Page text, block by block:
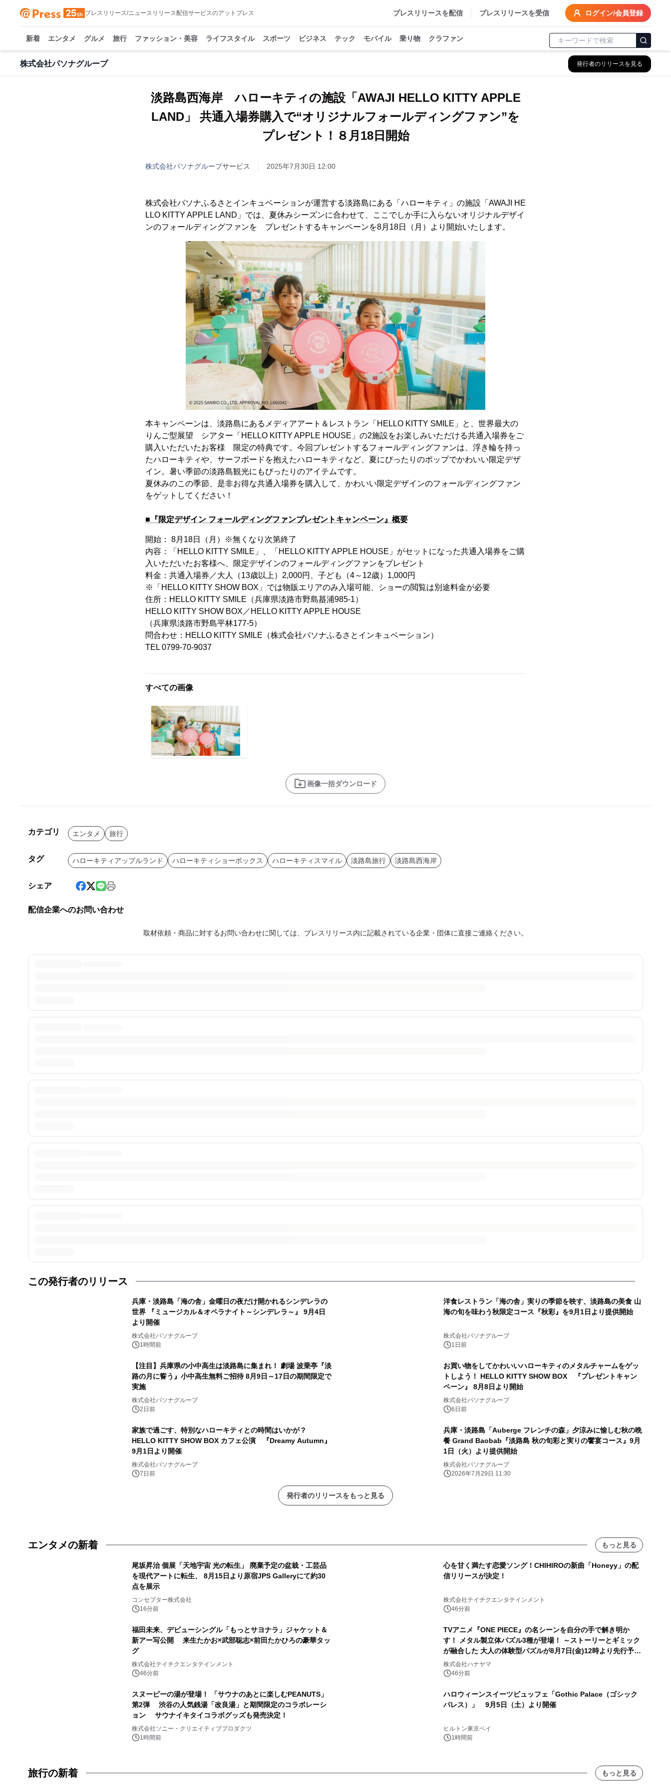
プレスリリース/ニュースリリース配信サービスのアットプレス プレスリリースを配信 プレスリリースを受信 ログイン/会員登録
新着 エンタメ グルメ 旅行 ファッション・美容 ライフスタイル スポーツ ビジネス テック モバイル 乗り物 クラファン
株式会社パソナグループ 発行者のリリースを見る
淡路島西海岸 ハローキティの施設「AWAJI HELLO KITTY APPLE
LAND」 共通入場券購入で“オリジナルフォールディングファン”を
プレゼント！８月18日開始
株式会社パソナグループサービス 2025年7月30日 12:00
株式会社パソナふるさとインキュベーションが運営する淡路島にある「ハローキティ」の施設「AWAJI HE
LLO KITTY APPLE LAND」では、夏休みシーズンに合わせて、ここでしか手に入らないオリジナルデザイ
ンのフォールディングファンを プレゼントするキャンペーンを8月18日（月）より開始いたします。
本キャンペーンは、淡路島にあるメディアアート＆レストラン「HELLO KITTY SMILE」と、世界最大の
りんご型展望 シアター「HELLO KITTY APPLE HOUSE」の2施設をお楽しみいただける共通入場券をご
購入いただいたお客様 限定の特典です。今回プレゼントするフォールディングファンは、浮き輪を持っ
たハローキティや、サーフボードを抱えたハローキティなど、夏にぴったりのポップでかわいい限定デザ
イン。暑い季節の淡路島観光にもぴったりのアイテムです。
夏休みのこの季節、是非お得な共通入場券を購入して、かわいい限定デザインのフォールディングファン
をゲットしてください！
■『限定デザイン フォールディングファンプレゼントキャンペーン』概要
開始： 8月18日（月）※無くなり次第終了
内容：「HELLO KITTY SMILE」、「HELLO KITTY APPLE HOUSE」がセットになった共通入場券をご購
入いただいたお客様へ、限定デザインのフォールディングファンをプレゼント
料金：共通入場券／大人（13歳以上）2,000円、子ども（4～12歳）1,000円
※「HELLO KITTY SHOW BOX」では物販エリアのみ入場可能、ショーの閲覧は別途料金が必要
住所：HELLO KITTY SMILE（兵庫県淡路市野島蟇浦985-1）
HELLO KITTY SHOW BOX／HELLO KITTY APPLE HOUSE
（兵庫県淡路市野島平林177-5）
問合わせ：HELLO KITTY SMILE（株式会社パソナふるさとインキュベーション）
TEL 0799-70-9037
すべての画像
画像一括ダウンロード
カテゴリ エンタメ 旅行
タグ ハローキティアップルランド ハローキティショーボックス ハローキティスマイル 淡路島旅行 淡路島西海岸
シェア
配信企業へのお問い合わせ
取材依頼・商品に対するお問い合わせに関しては、プレスリリース内に記載されている企業・団体に直接ご連絡ください。
この発行者のリリース
兵庫・淡路島「海の舎」金曜日の夜だけ開かれるシンデレラの
世界 『ミュージカル＆オペラナイト～シンデレラ～』 9月4日
より開催
株式会社パソナグループ
1時間前
洋食レストラン「海の舎」実りの季節を映す、淡路島の美食 山
海の旬を味わう秋限定コース『秋彩』を9月1日より提供開始
株式会社パソナグループ
1日前
【注目】兵庫県の小中高生は淡路島に集まれ！ 劇場 波乗亭『淡
路の月に誓う』小中高生無料ご招待 8月9日～17日の期間限定で
実施
株式会社パソナグループ
2日前
お買い物をしてかわいいハローキティのメタルチャームをゲッ
トしよう！ HELLO KITTY SHOW BOX 『プレゼントキャン
ペーン』 8月8日より開始
株式会社パソナグループ
6日前
家族で過ごす、特別なハローキティとの時間はいかが？
HELLO KITTY SHOW BOX カフェ公演 『Dreamy Autumn』
9月1日より開催
株式会社パソナグループ
7日前
兵庫・淡路島「Auberge フレンチの森」夕涼みに愉しむ秋の晩
餐 Grand Baobab『淡路島 秋の旬彩と実りの饗宴コース』9月
1日（火）より提供開始
株式会社パソナグループ
2026年7月29日 11:30
発行者のリリースをもっと見る
エンタメの新着 もっと見る
尾坂昇治 個展「天地宇宙 光の転生」 廃棄予定の盆栽・工芸品
を現代アートに転生、 8月15日より原宿JPS Galleryにて約30
点を展示
コンセプター株式会社
16分前
心を甘く満たす恋愛ソング！CHIHIROの新曲「Honeyy」の配
信リリースが決定！
株式会社テイチクエンタテインメント
46分前
福田未来、デビューシングル「もっとサヨナラ」ジャケット＆
新アー写公開 来生たかお×武部聡志×前田たかひろの豪華タッ
グ
株式会社テイチクエンタテインメント
46分前
TVアニメ『ONE PIECE』の名シーンを自分の手で解き明か
す！ メタル製立体パズル3種が登場！ ～ストーリーとギミック
が融合した 大人の体験型パズルが8月7日(金)12時より先行予約
受付開始～
株式会社ハナヤマ
46分前
スヌーピーの湯が登場！ 「サウナのあとに楽しむPEANUTS」
第2弾 渋谷の人気銭湯「改良湯」と期間限定のコラボレーシ
ョン サウナイキタイコラボグッズも発売決定！
株式会社ソニー・クリエイティブプロダクツ
1時間前
ハロウィーンスイーツビュッフェ「Gothic Palace（ゴシック
パレス）」 9月5日（土）より開催
ヒルトン東京ベイ
1時間前
旅行の新着 もっと見る